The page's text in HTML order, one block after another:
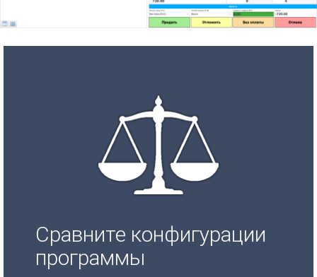
Сравните конфигурации
программы